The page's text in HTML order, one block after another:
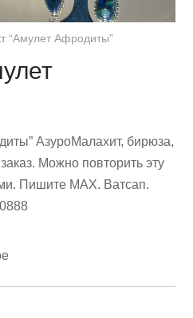
“Амулет Афродиты”
АзуроМалахит, бирюза,
Можно повторить эту
Пишите МАХ. Ватсап.